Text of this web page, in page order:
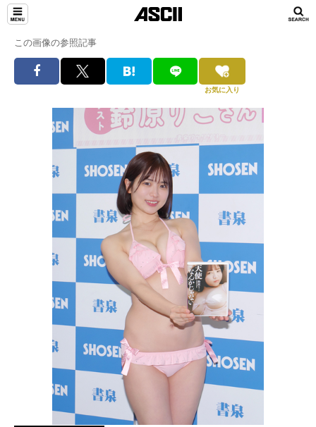
この画像の参照記事
お気に入り